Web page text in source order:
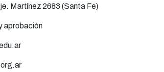
Martínez 2683 (Santa Fe)
aprobación